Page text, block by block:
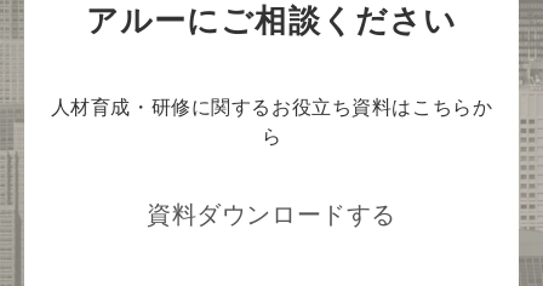
アルーにご相談ください
人材育成・研修に関するお役立ち資料はこちらか
ら
資料ダウンロードする